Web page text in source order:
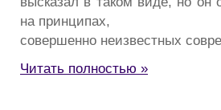
на принципах,
совершенно неизвестных
Читать полностью »